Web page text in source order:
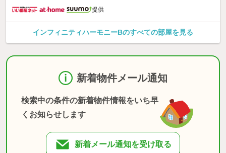
提供
インフィニティハーモニーBのすべての部屋を見る
新着物件メール通知
検索中の条件の新着物件情報をいち早
くお知らせします
新着メール通知を受け取る